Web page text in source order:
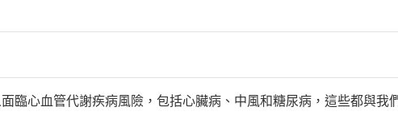
臨心血管代謝疾病風險，包括心臟病、中風和糖尿病，這些都與